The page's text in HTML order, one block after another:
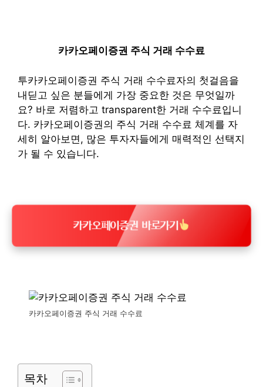
카카오페이증권 주식 거래 수수료
투카카오페이증권 주식 거래 수수료자의 첫걸음을
내딛고 싶은 분들에게 가장 중요한 것은 무엇일까
요? 바로 저렴하고 transparent한 거래 수수료입니
다. 카카오페이증권의 주식 거래 수수료 체계를 자
세히 알아보면, 많은 투자자들에게 매력적인 선택지
가 될 수 있습니다.
카카오페이증권 바로가기
카카오페이증권 주식 거래 수수료
목차